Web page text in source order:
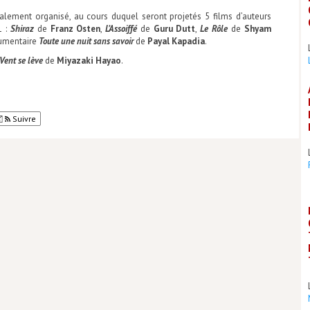
organisé, au cours duquel seront projetés 5 films d’auteurs
: Shiraz de Franz Osten,L’Assoifféde Guru Dutt,Le Rôlede Shyam
Toute une nuit sans savoirde Payal Kapadia.
se lèvede Miyazaki Hayao.
Suivre